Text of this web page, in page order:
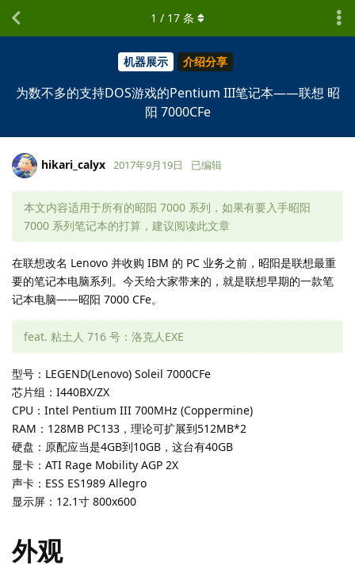
机器展示 介绍分享
为数不多的支持DOS游戏的Pentium III笔记本——联想 昭
阳 7000CFe
1 / 17 条
hikari_calyx 2017年9月19日 已编辑
本文内容适用于所有的昭阳 7000 系列，如果有要入手昭阳
7000 系列笔记本的打算，建议阅读此文章
在联想改名 Lenovo 并收购 IBM 的 PC 业务之前，昭阳是联想最重
要的笔记本电脑系列。今天给大家带来的，就是联想早期的一款笔
记本电脑——昭阳 7000 CFe。
feat. 粘土人 716 号：洛克人EXE
型号：LEGEND(Lenovo) Soleil 7000CFe
芯片组：I440BX/ZX
CPU：Intel Pentium III 700MHz (Coppermine)
RAM：128MB PC133，理论可扩展到512MB*2
硬盘：原配应当是4GB到10GB，这台有40GB
显卡：ATI Rage Mobility AGP 2X
声卡：ESS ES1989 Allegro
显示屏：12.1寸 800x600
外观